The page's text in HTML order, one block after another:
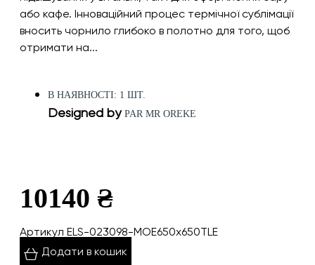
або кафе. Інноваційний процес термічної сублімації
вносить чорнило глибоко в полотно для того, щоб
отримати на...
В НАЯВНОСТІ: 1 ШТ.
Designed by PAR MR OREKE
10140 ₴
Артикул ELS-023098-MOE650x650TLE
Додати в кошик